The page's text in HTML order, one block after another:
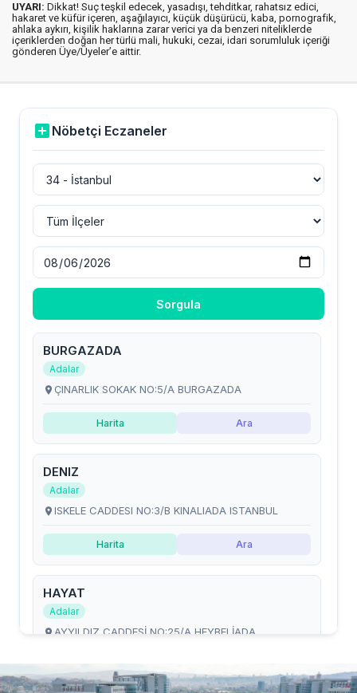
UYARI: Dikkat! Suç teşkil edecek, yasadışı, tehditkar, rahatsız edici,
hakaret ve küfür içeren, aşağılayıcı, küçük düşürücü, kaba, pornografik,
ahlaka aykırı, kişilik haklarına zarar verici ya da benzeri niteliklerde
içeriklerden doğan her türlü mali, hukuki, cezai, idari sorumluluk içeriği
gönderen Üye/Üyeler’e aittir.